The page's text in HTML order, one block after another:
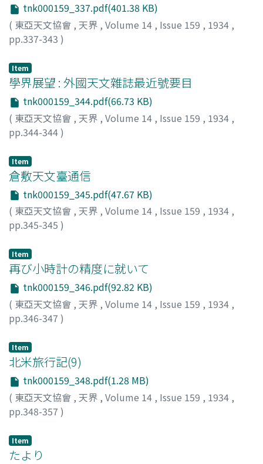
tnk000159_337.pdf(401.38 KB)
( 東亞天文協會 , 天界 , Volume 14 , Issue 159 , 1934 ,
pp.337-343 )
Item
學界展望 : 外國天文雜誌最近號要目
tnk000159_344.pdf(66.73 KB)
( 東亞天文協會 , 天界 , Volume 14 , Issue 159 , 1934 ,
pp.344-344)
Item
倉敷天文臺通信
tnk000159_345.pdf(47.67 KB)
( 東亞天文協會 , 天界 , Volume 14 , Issue 159 , 1934 ,
pp.345-345 )
Item
再び小時計の精度に就いて
tnk000159_346.pdf(92.82 KB)
( 東亞天文協會 , 天界 , Volume 14 , Issue 159 , 1934 ,
pp.346-347 )
Item
北米旅行記(9)
tnk000159_348.pdf(1.28 MB)
( 東亞天文協會 , 天界 , Volume 14 , Issue 159 , 1934 ,
pp.348-357 )
Item
たより